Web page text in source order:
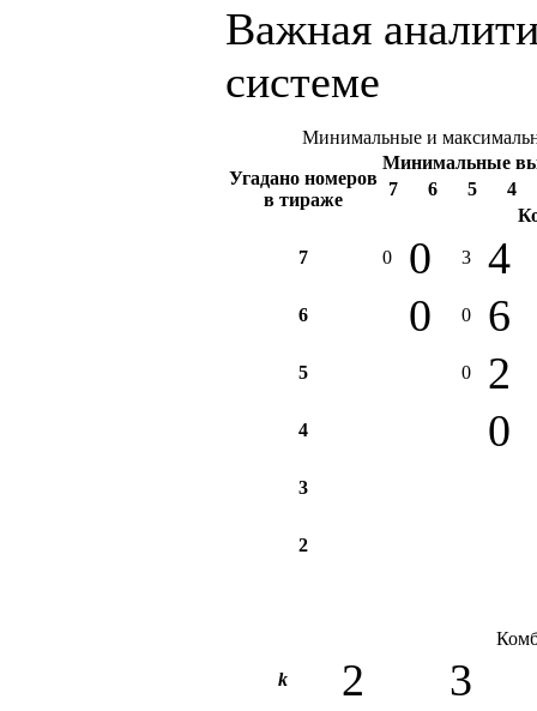
Важная
системе
Минимальные и
Угадано номеров
в тираже
Минимальные
7
6 5
4
7 0 0 3 4
6 0 0 6
5 0 2
4 0
3
2
k
2 3